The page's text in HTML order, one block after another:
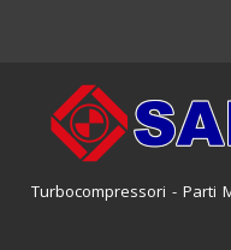
Turbocompressori - Parti